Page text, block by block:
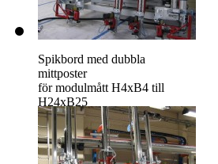
Spikbord med dubbla
mittposter
för modulmått H4xB4 till
H24xB25